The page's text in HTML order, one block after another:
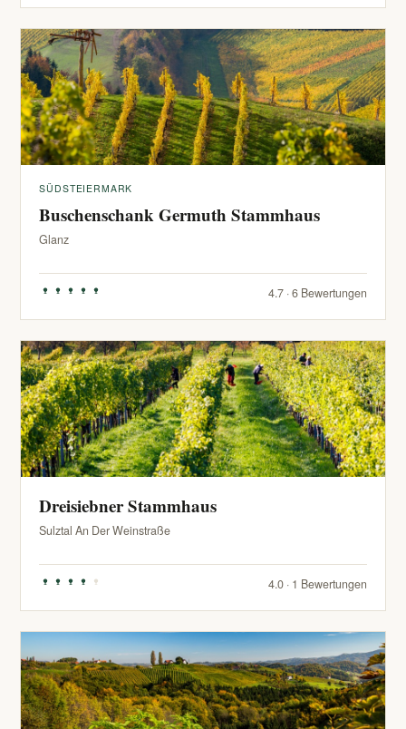
SÜDSTEIERMARK
Buschenschank Germuth Stammhaus
Glanz
4.7 · 6 Bewertungen
Dreisiebner Stammhaus
Sulztal An Der Weinstraße
4.0 · 1 Bewertungen